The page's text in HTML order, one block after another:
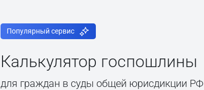
Популярный сервис
Калькулятор госпошлины
для граждан в суды общей юрисдикции РФ